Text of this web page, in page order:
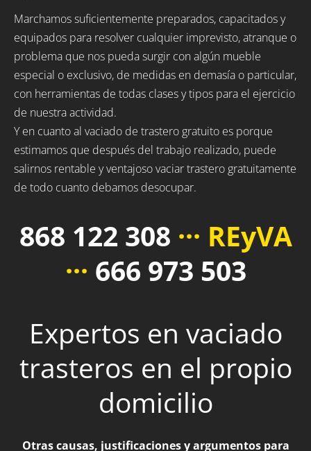
Marchamos suficientemente preparados, capacitados y
equipados para resolver cualquier imprevisto, atranque o
problema que nos pueda surgir con algún mueble
especial o exclusivo, de medidas en demasía o particular,
con herramientas de todas clases y tipos para el ejercicio
de nuestra actividad.
Y en cuanto al vaciado de trastero gratuito es porque
estimamos que después del trabajo realizado, puede
salirnos rentable y ventajoso vaciar trastero gratuitamente
de todo cuanto debamos desocupar.
868 122 308 ··· REyVA
··· 666 973 503
Expertos en vaciado
trasteros en el propio
domicilio
Otras causas, justificaciones y argumentos para